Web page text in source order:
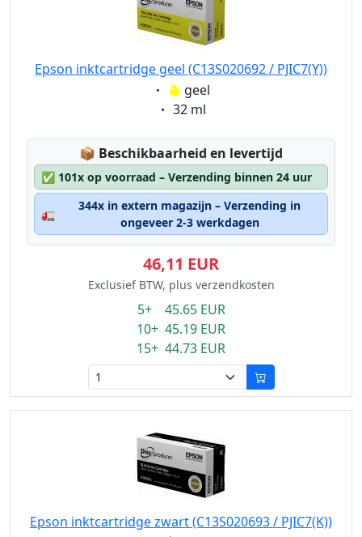
Epson inktcartridge geel (C13S020692 / PJIC7(Y))
Eigenschaft:
geel
Eigenschaft:
32 ml
📦 Lagerstatus:
Beschikbaarheid en levertijd
✅ 101x op voorraad – Verzending binnen 24 uur
🚛
344x in extern magazijn – Verzending in
ongeveer 2-3 werkdagen
46,11 EUR
Exclusief BTW, plus verzendkosten
5+ 45.65 EUR
10+ 45.19 EUR
15+ 44.73 EUR
Epson inktcartridge zwart (C13S020693 / PJIC7(K))